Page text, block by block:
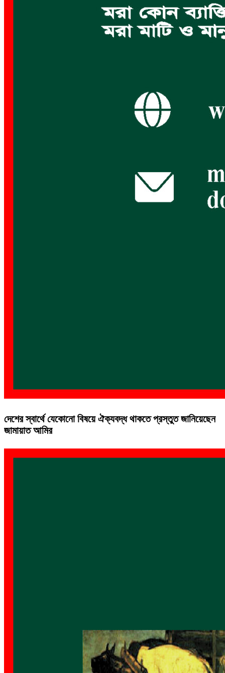
দেশের স্বার্থে যেকোনো বিষয়ে ঐক্যবদ্ধ থাকতে প্রস্তুত জানিয়েছেন
জামায়াত আমির